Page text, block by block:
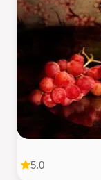
5.0